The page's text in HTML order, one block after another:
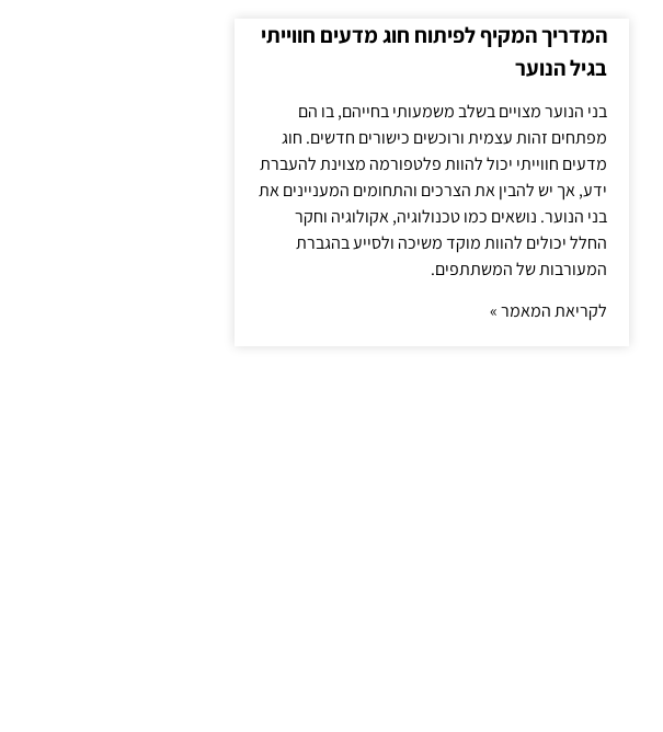
המדריך המקיף לפיתוח חוג מדעים חווייתי
בגיל הנוער
בני הנוער מצויים בשלב משמעותי בחייהם, בו הם
מפתחים זהות עצמית ורוכשים כישורים חדשים. חוג
מדעים חווייתי יכול להוות פלטפורמה מצוינת להעברת
ידע, אך יש להבין את הצרכים והתחומים המעניינים את
בני הנוער. נושאים כמו טכנולוגיה, אקולוגיה וחקר
החלל יכולים להוות מוקד משיכה ולסייע בהגברת
המעורבות של המשתתפים.
לקריאת המאמר »